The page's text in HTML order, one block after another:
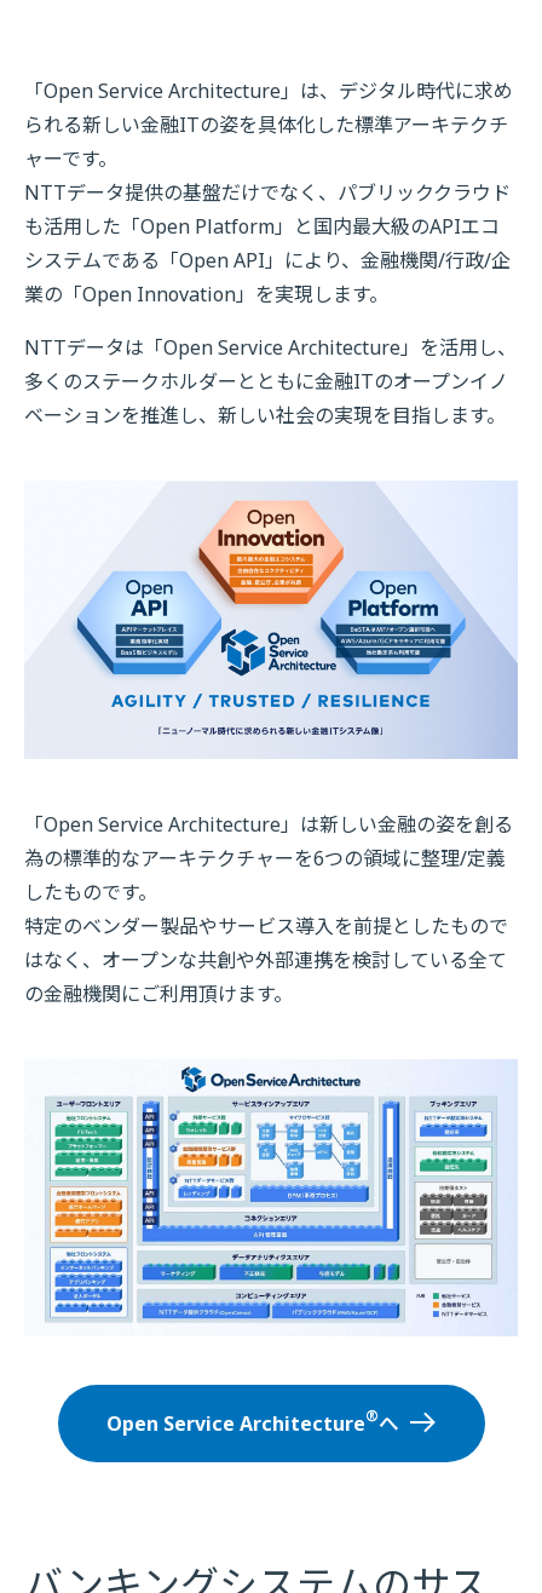
「Open Service Architecture」は、デジタル時代に求め
られる新しい金融ITの姿を具体化した標準アーキテクチ
ャーです。
NTTデータ提供の基盤だけでなく、パブリッククラウド
も活用した「Open Platform」と国内最大級のAPIエコ
システムである「Open API」により、金融機関/行政/企
業の「Open Innovation」を実現します。
NTTデータは「Open Service Architecture」を活用し、
多くのステークホルダーとともに金融ITのオープンイノ
ベーションを推進し、新しい社会の実現を目指します。
「Open Service Architecture」は新しい金融の姿を創る
為の標準的なアーキテクチャーを6つの領域に整理/定義
したものです。
特定のベンダー製品やサービス導入を前提としたもので
はなく、オープンな共創や外部連携を検討している全て
の金融機関にご利用頂けます。
Open Service Architecture®へ